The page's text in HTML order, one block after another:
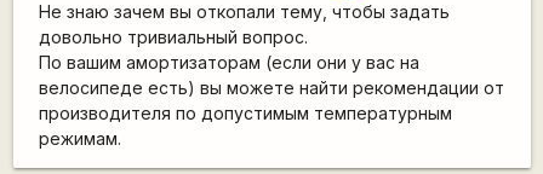
Не знаю зачем вы откопали тему, чтобы задать
довольно тривиальный вопрос.
По вашим амортизаторам (если они у вас на
велосипеде есть) вы можете найти рекомендации от
производителя по допустимым температурным
режимам.